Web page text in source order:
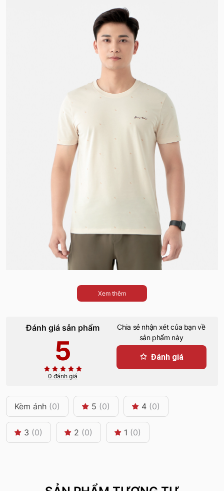
Xem thêm
Đánh giá sản phẩm
5
0 đánh giá
Chia sẻ nhận xét của bạn về
sản phẩm này
Đánh giá
Kèm ảnh (0) 5 (0) 4 (0)
3 (0) 2 (0) 1 (0)